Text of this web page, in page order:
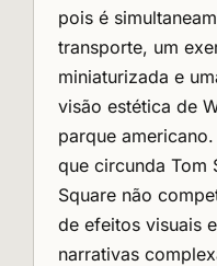
pois é
transporte, um
miniaturizada e
visão estética de
parque
que circunda Tom
Square não
de efeitos visuais
narrativas